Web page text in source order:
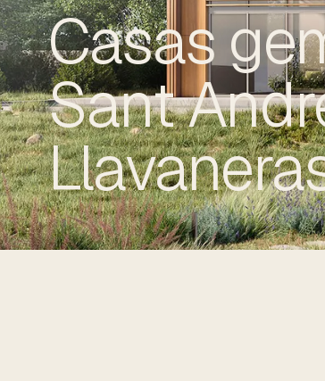
ES/EN/RU
ARCHTREE
STUDIO
BARCELONA
Casas
Sant